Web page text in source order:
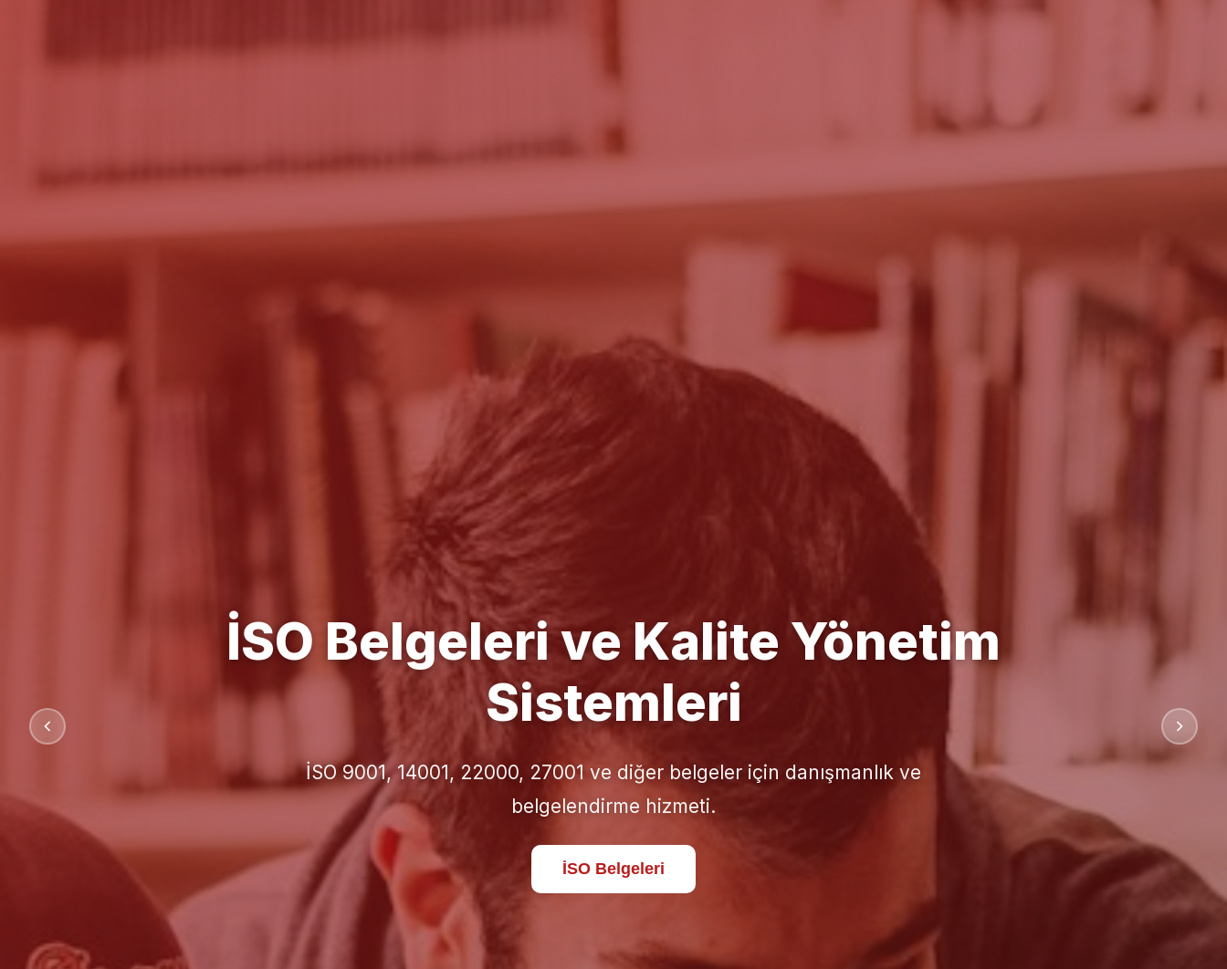
Kalite Yönetim Danışmanlığı
İşletmeniz için doğru İSO standardını seçin; süreçlerinizi uluslararası
standartlara taşıyın.